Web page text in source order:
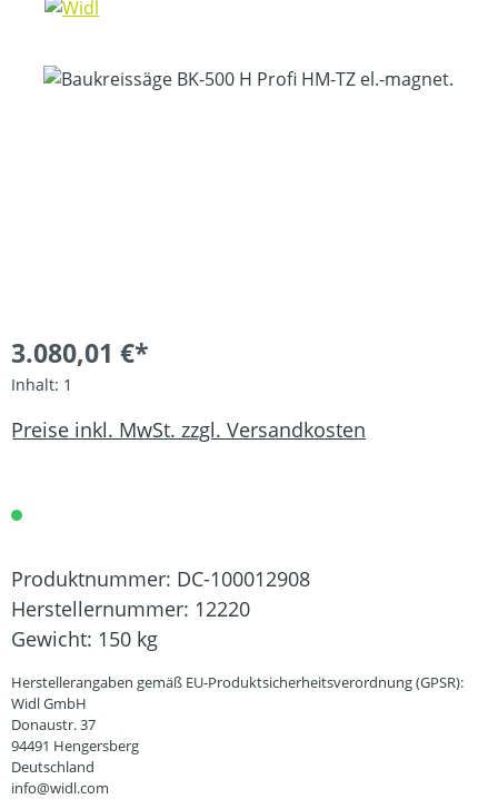
Bildergalerie überspringen
3.080,01 €*
Inhalt: 1
Preise inkl. MwSt. zzgl. Versandkosten
Produktnummer: DC-100012908
Herstellernummer: 12220
Gewicht: 150 kg
Herstellerangaben gemäß EU-Produktsicherheitsverordnung (GPSR):
Widl GmbH
Donaustr. 37
94491 Hengersberg
Deutschland
info@widl.com